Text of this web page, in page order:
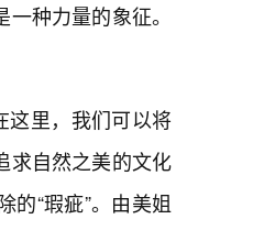
种力量的象征。
这里，我们可以将
求自然之美的文化
“瑕疵”。由美姐